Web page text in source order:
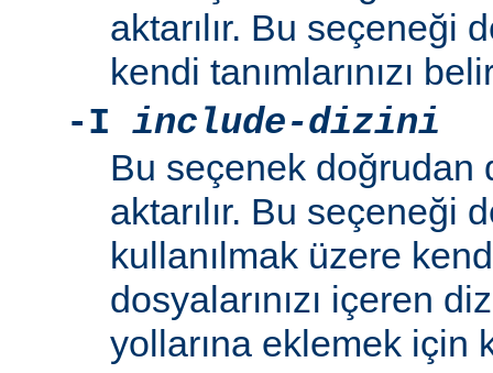
aktarılır. Bu seçeneği
kendi tanımlarınızı
-I include-dizini
Bu seçenek doğrudan
aktarılır. Bu seçeneği
kullanılmak üzere
dosyalarınızı içeren
yollarına eklemek için